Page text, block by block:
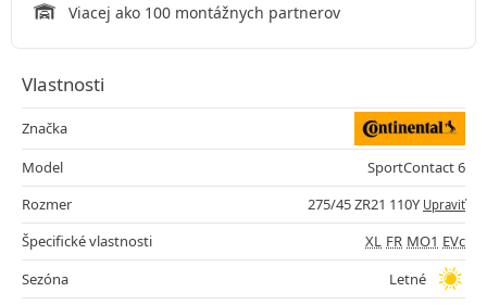
Viacej ako 100 montážnych partnerov
Vlastnosti
Značka
Model
SportContact 6
Rozmer
275/45 ZR21 110Y Upraviť
Špecifické vlastnosti XL FR MO1 EVc
Sezóna
Letné